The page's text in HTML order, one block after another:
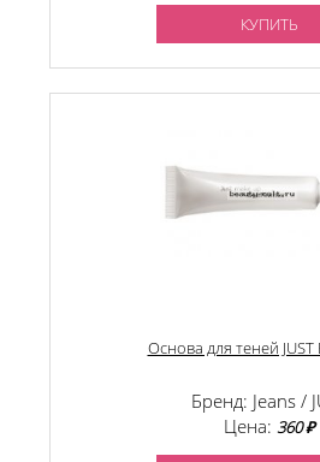
КУПИТЬ
Основа для теней JUST
Бренд: Jeans /
Цена: 360 ₽